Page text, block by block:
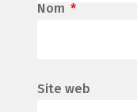
Nom *
Site web